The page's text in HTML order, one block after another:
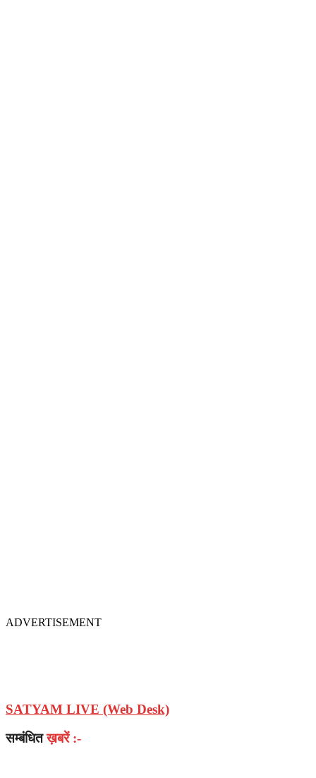
ADVERTISEMENT
SATYAM LIVE (Web Desk)
सम्बंधितख़बरें :-